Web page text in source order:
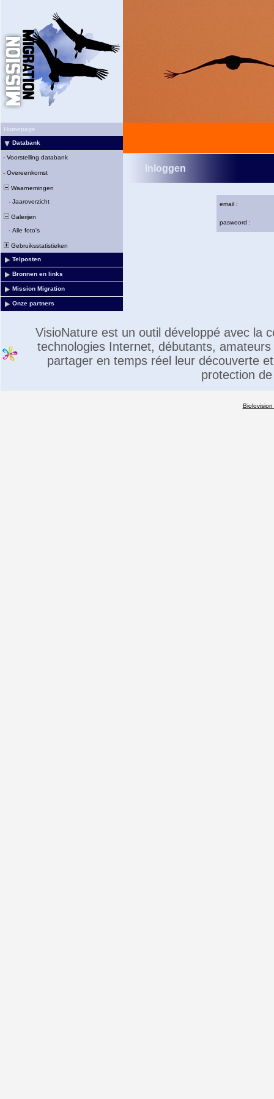
Homepage
Databank
- Voorstelling databank
- Overeenkomst
Waarnemingen
- Jaaroverzicht
Galerijen
- Alle foto's
Gebruiksstatistieken
Telposten
Bronnen en links
Mission Migration
Onze partners
Inloggen
email :
paswoord :
VisioNature est un outil développé avec la
technologies Internet, débutants,
partager en temps réel leur découverte
protection
Biolovision